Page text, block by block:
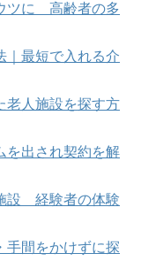
ツに 高齢者の多
｜最短で入れる介
老人施設を探す方
を出され契約を解
設 経験者の体験
手間をかけずに探